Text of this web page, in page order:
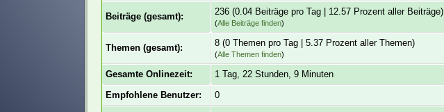
Beiträge (gesamt): 236 (0.04 Beiträge pro Tag | 12.57 Prozent aller Beiträge)
(Alle Beiträge finden)
Themen (gesamt): 8 (0 Themen pro Tag | 5.37 Prozent aller Themen)
(Alle Themen finden)
Gesamte Onlinezeit:
1 Tag, 22 Stunden, 9 Minuten
Empfohlene Benutzer:
0